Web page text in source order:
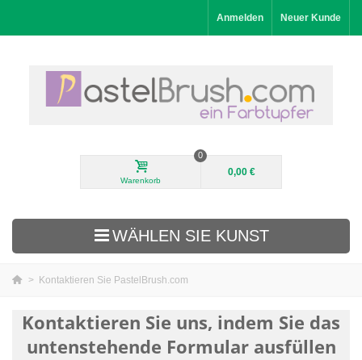
Anmelden Neuer Kunde
Warenkorb
0
0,00 €
WÄHLEN SIE KUNST
Landschaftsbilder
> Kontaktieren Sie PastelBrush.com
Kontaktieren Sie uns, indem Sie das
untenstehende Formular ausfüllen